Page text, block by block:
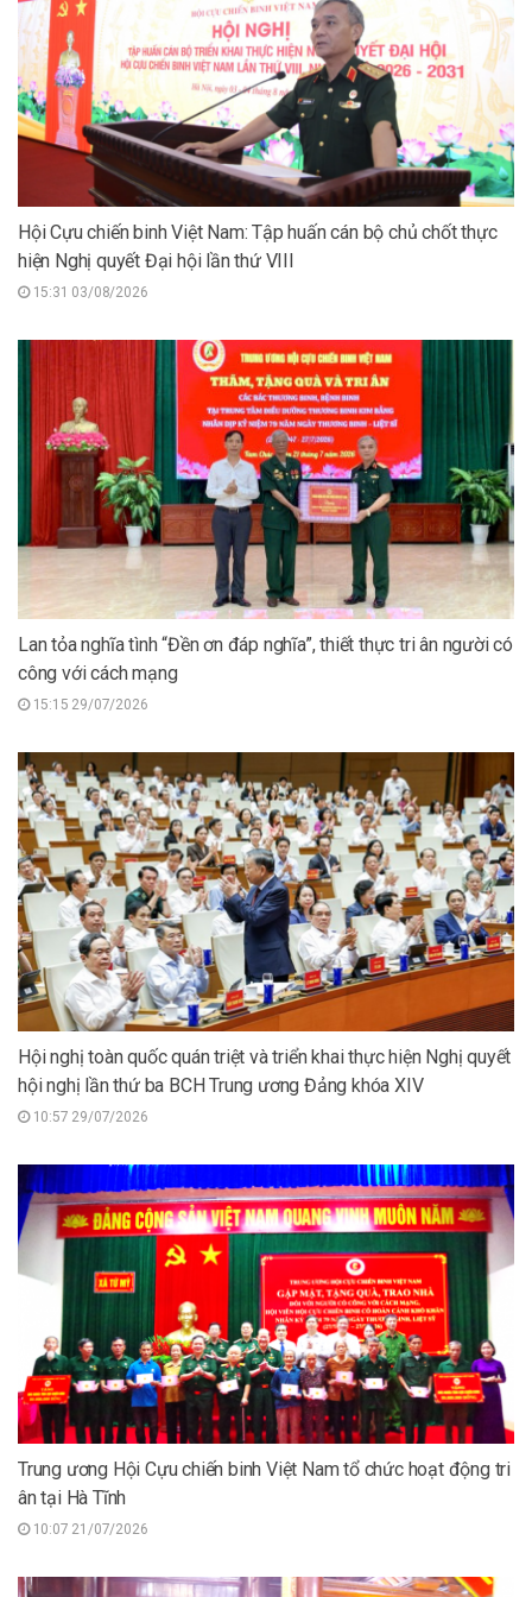
Hội Cựu chiến binh Việt Nam: Tập huấn cán bộ chủ chốt thực
hiện Nghị quyết Đại hội lần thứ VIII
15:31 03/08/2026
Lan tỏa nghĩa tình “Đền ơn đáp nghĩa”, thiết thực tri ân người có
công với cách mạng
15:15 29/07/2026
Hội nghị toàn quốc quán triệt và triển khai thực hiện Nghị quyết
hội nghị lần thứ ba BCH Trung ương Đảng khóa XIV
10:57 29/07/2026
Trung ương Hội Cựu chiến binh Việt Nam tổ chức hoạt động tri
ân tại Hà Tĩnh
10:07 21/07/2026